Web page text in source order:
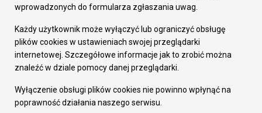
Oferty inwestycyjne
Pozostałe
Deklaracja dostępności
Dane osobowe
Dodaj opinię o witrynie
wprowadzonych do formularza zgłaszania uwag.
Każdy użytkownik może wyłączyć lub ograniczyć obsługę
plików cookies w ustawieniach swojej przeglądarki
internetowej. Szczegółowe informacje jak to zrobić można
znaleźć w dziale pomocy danej przeglądarki.
Wyłączenie obsługi plików cookies nie powinno wpłynąć na
poprawność działania naszego serwisu.